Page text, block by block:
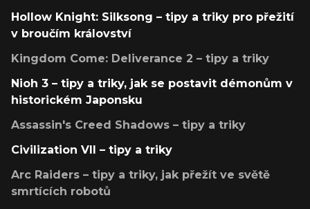
Hollow Knight: Silksong – tipy a triky pro přežití
v broučím království
Kingdom Come: Deliverance 2 – tipy a triky
Nioh 3 – tipy a triky, jak se postavit démonům v
historickém Japonsku
Assassin's Creed Shadows – tipy a triky
Civilization VII – tipy a triky
Arc Raiders – tipy a triky, jak přežít ve světě
smrtících robotů